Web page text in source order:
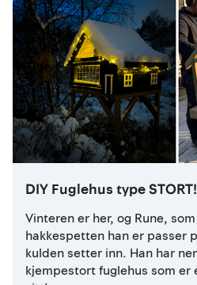
DIY Fuglehus type STORT!
Vinteren er her, og Rune,
hakkespetten han er passer
kulden setter inn. Han har
kjempestort fuglehus som er